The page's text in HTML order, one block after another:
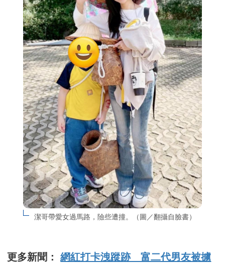
潔哥帶愛女過馬路，險些遭撞。（圖／翻攝自臉書）
更多新聞：網紅打卡洩蹤跡 富二代男友被擄